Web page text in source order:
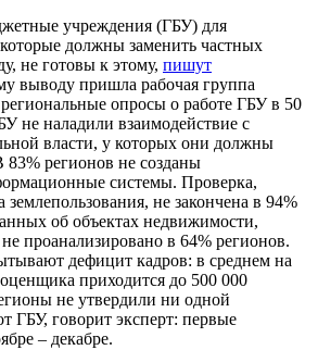
учреждения (ГБУ) для
должны заменить частных
не готовы к этому, пишут
выводу пришла рабочая группа
опросы о работе ГБУ в 50
не наладили взаимодействие с
власти, у которых они должны
регионов не созданы
системы. Проверка,
не закончена в 94%
об объектах недвижимости,
проанализировано в 64% регионов.
дефицит кадров: в среднем на
приходится до 500 000
не утвердили ни одной
ГБУ, говорит эксперт: первые
– декабре.